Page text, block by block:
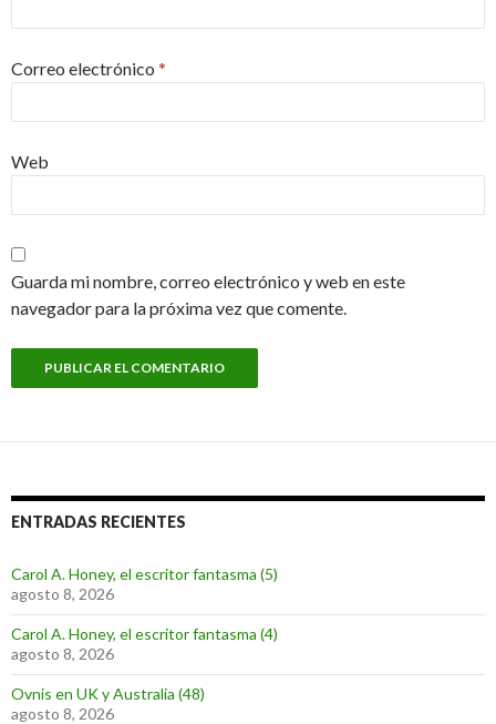
Correo electrónico *
Web
Guarda mi nombre, correo electrónico y web en este
navegador para la próxima vez que comente.
ENTRADAS RECIENTES
Carol A. Honey, el escritor fantasma (5)
agosto 8, 2026
Carol A. Honey, el escritor fantasma (4)
agosto 8, 2026
Ovnis en UK y Australia (48)
agosto 8, 2026